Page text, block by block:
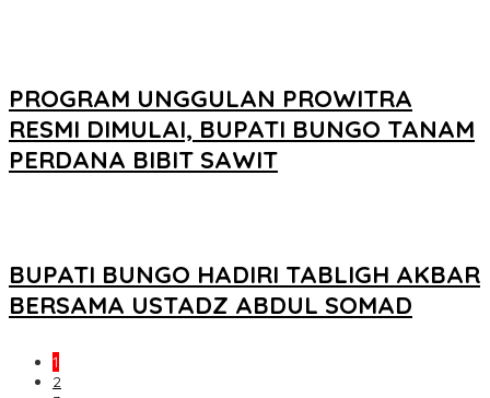
PROGRAM UNGGULAN PROWITRA
RESMI DIMULAI, BUPATI BUNGO TANAM
PERDANA BIBIT SAWIT
BUPATI BUNGO HADIRI TABLIGH AKBAR
BERSAMA USTADZ ABDUL SOMAD
1
2